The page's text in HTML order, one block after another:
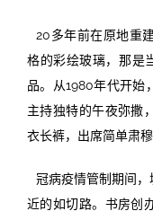
20多年前在原地重
格的彩绘玻璃，那是
品。从1980年代开始
主持独特的午夜弥撒
衣长裤，出席简单肃
冠病疫情管制期间
近的如切路。书房创